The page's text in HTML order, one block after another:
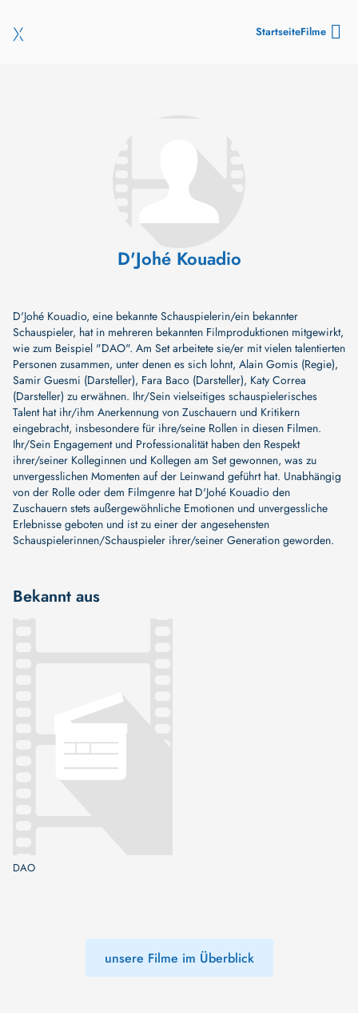
StartseiteFilme
D'Johé Kouadio
D'Johé Kouadio, eine bekannte Schauspielerin/ein bekannter
Schauspieler, hat in mehreren bekannten Filmproduktionen mitgewirkt,
wie zum Beispiel "DAO". Am Set arbeitete sie/er mit vielen talentierten
Personen zusammen, unter denen es sich lohnt, Alain Gomis (Regie),
Samir Guesmi (Darsteller), Fara Baco (Darsteller), Katy Correa
(Darsteller) zu erwähnen. Ihr/Sein vielseitiges schauspielerisches
Talent hat ihr/ihm Anerkennung von Zuschauern und Kritikern
eingebracht, insbesondere für ihre/seine Rollen in diesen Filmen.
Ihr/Sein Engagement und Professionalität haben den Respekt
ihrer/seiner Kolleginnen und Kollegen am Set gewonnen, was zu
unvergesslichen Momenten auf der Leinwand geführt hat. Unabhängig
von der Rolle oder dem Filmgenre hat D'Johé Kouadio den
Zuschauern stets außergewöhnliche Emotionen und unvergessliche
Erlebnisse geboten und ist zu einer der angesehensten
Schauspielerinnen/Schauspieler ihrer/seiner Generation geworden.
Bekannt aus
DAO
unsere Filme im Überblick